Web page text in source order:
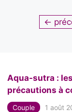
←
Aqua-sutra :
précautions à
Couple 1 août